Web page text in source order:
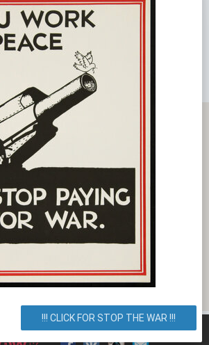
НА GOOGLE MAPS!
добратся на мероприятие или проехать
Сніданки в L'KAFA CAFE
11, Киев, город Киев, Украина. Как
Как доехать? Маршрут.
!!! CLICK FOR STOP THE WAR !!!